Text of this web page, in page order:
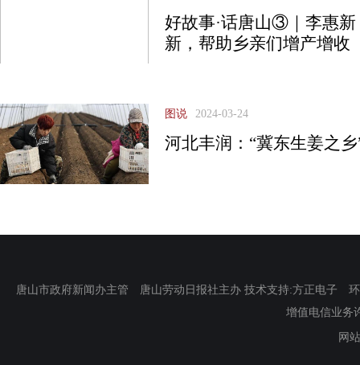
好故事·话唐山③｜李惠
新，帮助乡亲们增产增收
图说 2024-03-24
河北丰润：“冀东生姜之
唐山市政府新闻办主管 唐山劳动日报社主办 技术支持:方正电子
增值电信业务
网